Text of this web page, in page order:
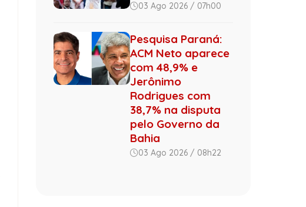
03 Ago 2026 / 07h00
Pesquisa Paraná:
ACM Neto aparece
com 48,9% e
Jerônimo
Rodrigues com
38,7% na disputa
pelo Governo da
Bahia
03 Ago 2026 / 08h22